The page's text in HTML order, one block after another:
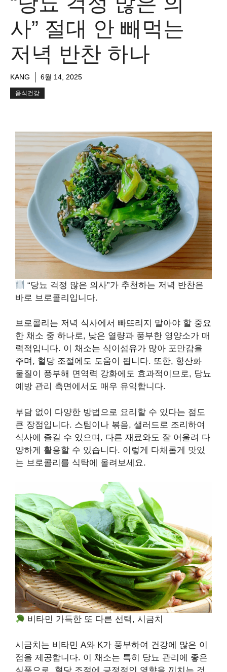
사” 절대 안 빼먹는
저녁 반찬 하나
KANG 6월 14, 2025
음식건강
“당뇨 걱정 많은 의사”가 추천하는 저녁 반찬은
바로 브로콜리입니다.
브로콜리는 저녁 식사에서 빠뜨리지 말아야 할 중요
한 채소 중 하나로, 낮은 열량과 풍부한 영양소가 매
력적입니다. 이 채소는 식이섬유가 많아 포만감을
주며, 혈당 조절에도 도움이 됩니다. 또한, 항산화
물질이 풍부해 면역력 강화에도 효과적이므로, 당뇨
예방 관리 측면에서도 매우 유익합니다.
부담 없이 다양한 방법으로 요리할 수 있다는 점도
큰 장점입니다. 스팀이나 볶음, 샐러드로 조리하여
식사에 즐길 수 있으며, 다른 재료와도 잘 어울려 다
양하게 활용할 수 있습니다. 이렇게 다채롭게 맛있
는 브로콜리를 식탁에 올려보세요.
비타민 가득한 또 다른 선택, 시금치
시금치는 비타민 A와 K가 풍부하여 건강에 많은 이
점을 제공합니다. 이 채소는 특히 당뇨 관리에 좋은
식품으로, 혈당 조절에 긍정적인 영향을 끼치는 것